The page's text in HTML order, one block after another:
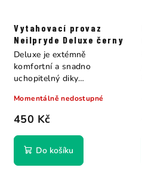
Vytahovací provaz
Neilpryde Deluxe černy
450 Kč
Momentálně nedostupné
Do košíku
Deluxe je extémně
komfortní a snadno
uchopitelný diky
průměru Vytahovací...